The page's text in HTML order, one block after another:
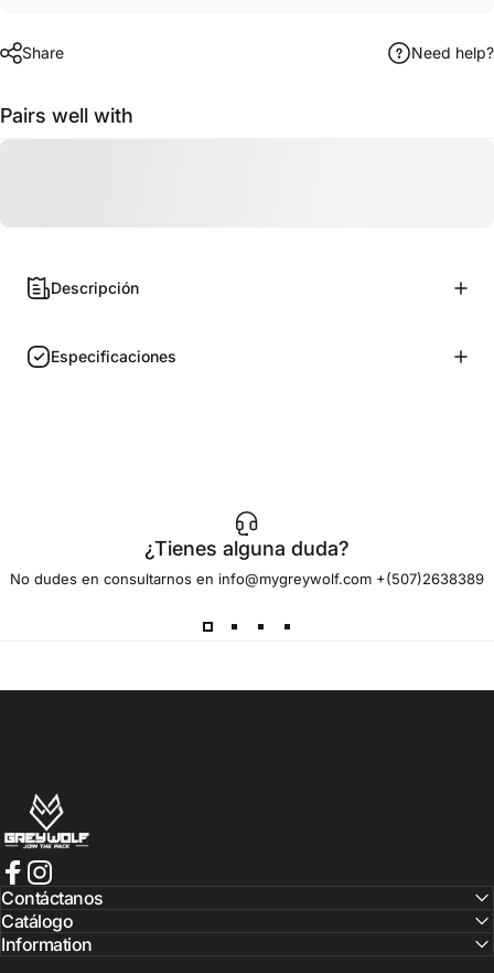
Share Need help?
Pairs well with
Descripción
Especificaciones
¿Tienes alguna duda?
No dudes en consultarnos en info@mygreywolf.com +(507)2638389
mygreywolf.com
Facebook
Instagram
Contáctanos
Catálogo
Information